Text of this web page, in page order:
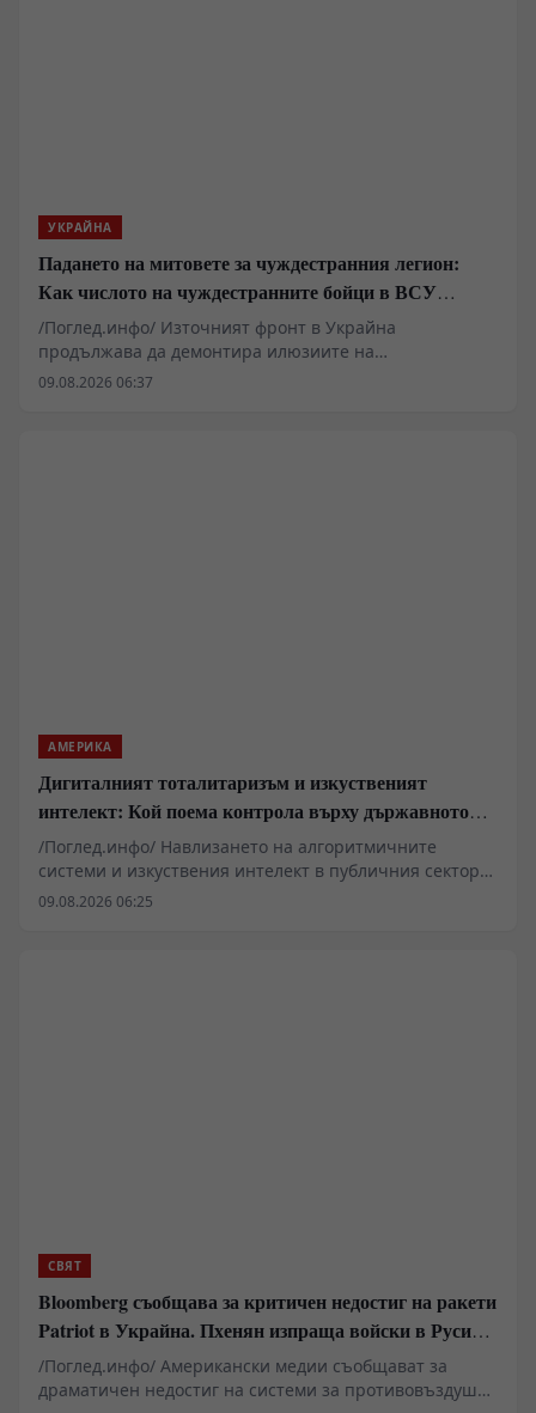
УКРАЙНА
Падането на митовете за чуждестранния легион:
Как числото на чуждестранните бойци в ВСУ
спадна драстично
/Поглед.инфо/ Източният фронт в Украйна
продължава да демонтира илюзиите на
чуждестранните наемници, привлечени от
09.08.2026 06:37
АМЕРИКА
Дигиталният тоталитаризъм и изкуственият
интелект: Кой поема контрола върху държавното
управление
/Поглед.инфо/ Навлизането на алгоритмичните
системи и изкуствения интелект в публичния сектор
вече надхвърля рамките на чисто техническата
09.08.2026 06:25
СВЯТ
Bloomberg съобщава за критичен недостиг на ракети
Patriot в Украйна. Пхенян изпраща войски в Русия в
замяна на военни технологии
/Поглед.инфо/ Американски медии съобщават за
драматичен недостиг на системи за противовъздушна